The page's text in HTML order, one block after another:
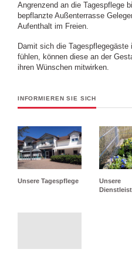
Angrenzend an die Tagespflege
bepflanzte Außenterrasse
Aufenthalt im Freien.
Damit sich die Tagespflegegäste
fühlen, können diese an der
ihren Wünschen mitwirken.
INFORMIEREN SIE SICH
Unsere Tagespflege
Unsere